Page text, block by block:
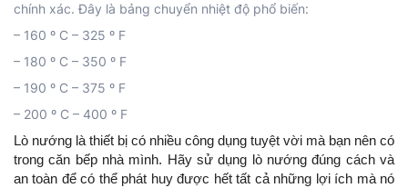
chính xác. Đây là bảng chuyển nhiệt độ phổ biến:
– 160 º C – 325 º F
– 180 º C – 350 º F
– 190 º C – 375 º F
– 200 º C – 400 º F
Lò nướng là thiết bị có nhiều công dụng tuyệt vời mà bạn nên có
trong căn bếp nhà mình. Hãy sử dụng lò nướng đúng cách và
an toàn để có thể phát huy được hết tất cả những lợi ích mà nó